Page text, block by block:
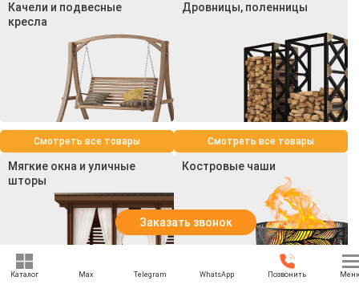
Качели и подвесные
кресла
Смотреть все товары
Дровницы, поленницы
Смотреть все товары
Мягкие окна и уличные
шторы
Костровые чаши
Заказать звонок
Каталог Max Telegram WhatsApp Позвонить